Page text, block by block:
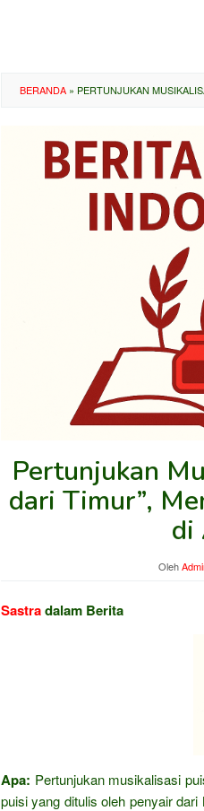
BERANDA » PERTUNJUKAN
Pertunjukan
dari Timur”,
di
Oleh
Sastradalam Berita
Apa: Pertunjukan musikalisasi
puisi yang ditulis oleh penyair